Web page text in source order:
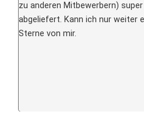
zu anderen Mitbewerbern)
abgeliefert. Kann ich nur weiter
Sterne von mir.